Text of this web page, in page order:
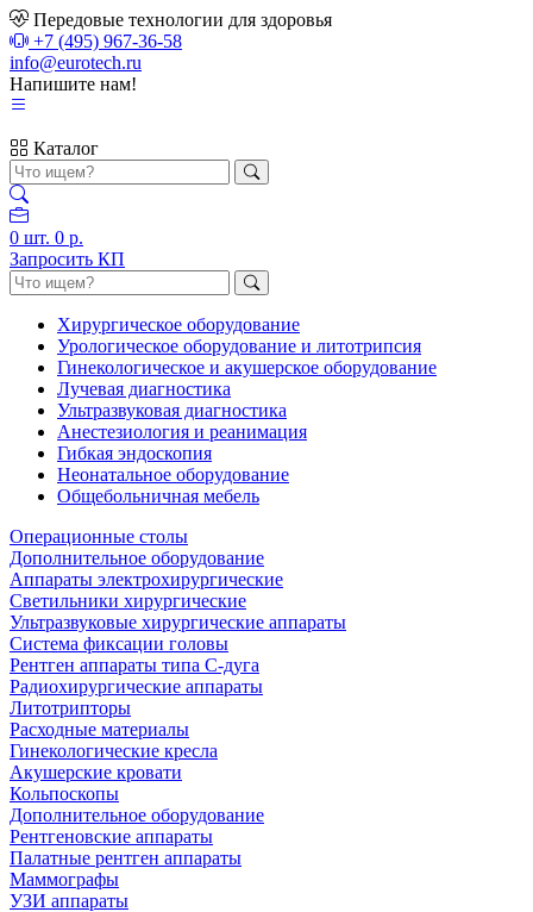
Передовые технологии для здоровья
+7 (495) 967-36-58
info@eurotech.ru
Напишите нам!
Каталог
0 шт. 0 р.
Запросить КП
Хирургическое оборудование
Урологическое оборудование и литотрипсия
Гинекологическое и акушерское оборудование
Лучевая диагностика
Ультразвуковая диагностика
Анестезиология и реанимация
Гибкая эндоскопия
Неонатальное оборудование
Общебольничная мебель
Операционные столы
Дополнительное оборудование
Аппараты электрохирургические
Светильники хирургические
Ультразвуковые хирургические аппараты
Система фиксации головы
Рентген аппараты типа С-дуга
Радиохирургические аппараты
Литотрипторы
Расходные материалы
Гинекологические кресла
Акушерские кровати
Кольпоскопы
Дополнительное оборудование
Рентгеновские аппараты
Палатные рентген аппараты
Маммографы
УЗИ аппараты